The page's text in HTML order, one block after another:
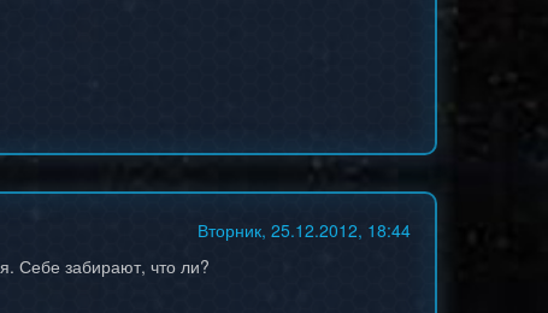
Вторник, 25.12.2012, 18:44
Себе забирают, что ли?